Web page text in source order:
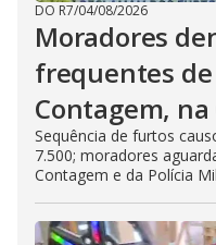
DO R7/04/08/2026
Moradores
frequentes
Contagem, na
Sequência de furtos
7.500; moradores
Contagem e da Polícia